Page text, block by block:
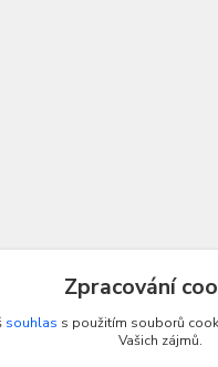
Zpracování
souhlas s použitím souborů
Vašich zájmů.